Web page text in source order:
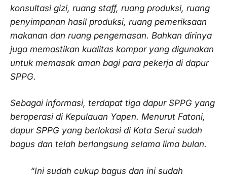
konsultasi gizi, ruang staff, ruang produksi, ruang
penyimpanan hasil produksi, ruang pemeriksaan
makanan dan ruang pengemasan. Bahkan dirinya
juga memastikan kualitas kompor yang digunakan
untuk memasak aman bagi para pekerja di dapur
SPPG.
Sebagai informasi, terdapat tiga dapur SPPG yang
beroperasi di Kepulauan Yapen. Menurut Fatoni,
dapur SPPG yang berlokasi di Kota Serui sudah
bagus dan telah berlangsung selama lima bulan.
“Ini sudah cukup bagus dan ini sudah